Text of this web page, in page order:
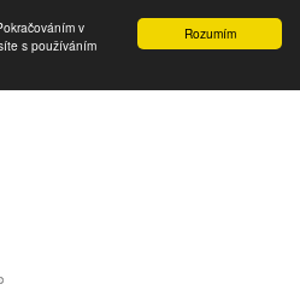
Rozumím
v
s používáním